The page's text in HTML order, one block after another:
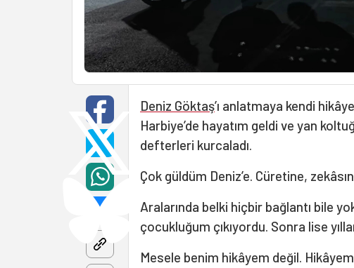
Deniz Göktaş’ı anlatmaya kendi
Harbiye’de hayatım geldi ve yan
defterleri kurcaladı.
Çok güldüm Deniz’e. Cüretine,
Aralarında belki hiçbir bağlantı bile
çocukluğum çıkıyordu. Sonra lise
Mesele benim hikâyem değil.